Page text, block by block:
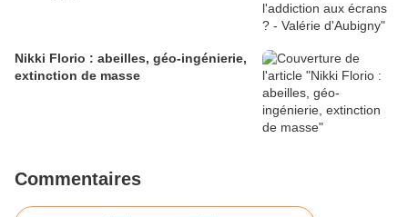
Nikki Florio : abeilles, géo-ingénierie,
extinction de masse
Commentaires